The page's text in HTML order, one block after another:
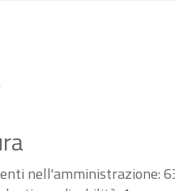
nell'amministrazione: